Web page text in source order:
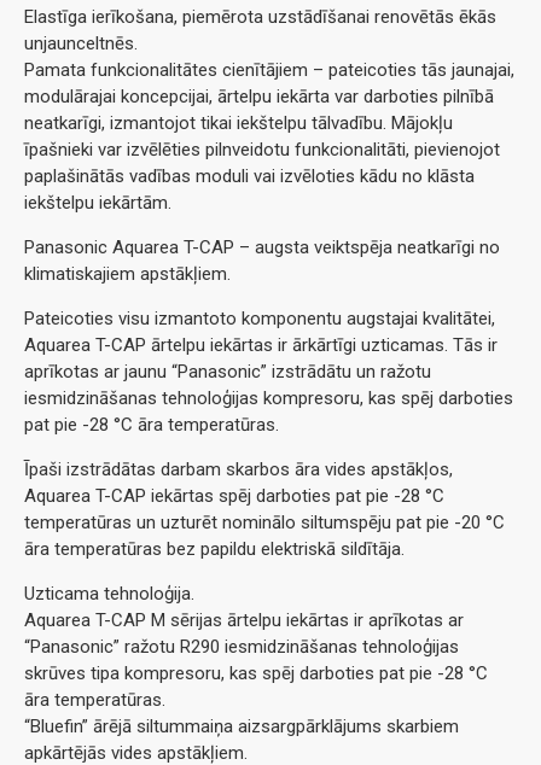
Elastīga ierīkošana, piemērota uzstādīšanai renovētās ēkās
unjaunceltnēs.
Pamata funkcionalitātes cienītājiem – pateicoties tās jaunajai,
modulārajai koncepcijai, ārtelpu iekārta var darboties pilnībā
neatkarīgi, izmantojot tikai iekštelpu tālvadību. Mājokļu
īpašnieki var izvēlēties pilnveidotu funkcionalitāti, pievienojot
paplašinātās vadības moduli vai izvēloties kādu no klāsta
iekštelpu iekārtām.
Panasonic Aquarea T-CAP – augsta veiktspēja neatkarīgi no
klimatiskajiem apstākļiem.
Pateicoties visu izmantoto komponentu augstajai kvalitātei,
Aquarea T-CAP ārtelpu iekārtas ir ārkārtīgi uzticamas. Tās ir
aprīkotas ar jaunu “Panasonic” izstrādātu un ražotu
iesmidzināšanas tehnoloģijas kompresoru, kas spēj darboties
pat pie -28 °C āra temperatūras.
Īpaši izstrādātas darbam skarbos āra vides apstākļos,
Aquarea T-CAP iekārtas spēj darboties pat pie -28 °C
temperatūras un uzturēt nominālo siltumspēju pat pie -20 °C
āra temperatūras bez papildu elektriskā sildītāja.
Uzticama tehnoloģija.
Aquarea T-CAP M sērijas ārtelpu iekārtas ir aprīkotas ar
“Panasonic” ražotu R290 iesmidzināšanas tehnoloģijas
skrūves tipa kompresoru, kas spēj darboties pat pie -28 °C
āra temperatūras.
“Bluefin” ārējā siltummaiņa aizsargpārklājums skarbiem
apkārtējās vides apstākļiem.